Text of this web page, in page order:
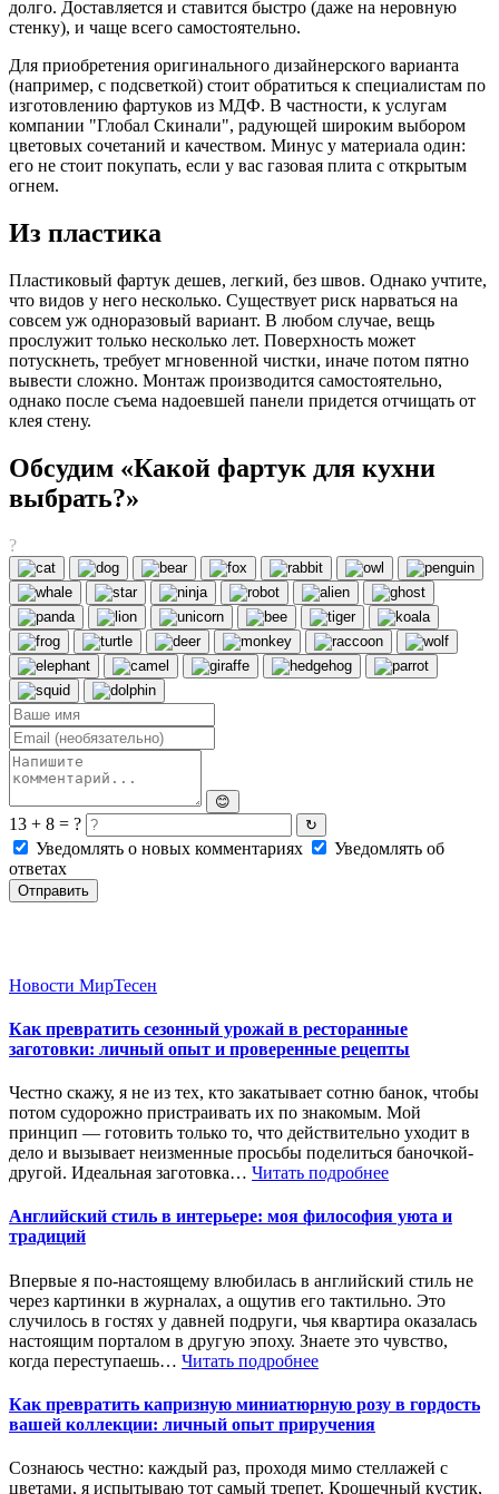
долго. Доставляется и ставится быстро (даже на неровную
стенку), и чаще всего самостоятельно.
Для приобретения оригинального дизайнерского варианта
(например, с подсветкой) стоит обратиться к специалистам по
изготовлению фартуков из МДФ. В частности, к услугам
компании "Глобал Скинали", радующей широким выбором
цветовых сочетаний и качеством. Минус у материала один:
его не стоит покупать, если у вас газовая плита с открытым
огнем.
Из пластика
Пластиковый фартук дешев, легкий, без швов. Однако учтите,
что видов у него несколько. Существует риск нарваться на
совсем уж одноразовый вариант. В любом случае, вещь
прослужит только несколько лет. Поверхность может
потускнеть, требует мгновенной чистки, иначе потом пятно
вывести сложно. Монтаж производится самостоятельно,
однако после съема надоевшей панели придется отчищать от
клея стену.
Обсудим «Какой фартук для кухни
выбрать?»
?
😊
13 + 8 = ? ↻
Уведомлять о новых комментариях
Уведомлять об
ответах
Отправить
Новости МирТесен
Как превратить сезонный урожай в ресторанные
заготовки: личный опыт и проверенные рецепты
Честно скажу, я не из тех, кто закатывает сотню банок, чтобы
потом судорожно пристраивать их по знакомым. Мой
принцип — готовить только то, что действительно уходит в
дело и вызывает неизменные просьбы поделиться баночкой-
другой. Идеальная заготовка… Читать подробнее
Английский стиль в интерьере: моя философия уюта и
традиций
Впервые я по-настоящему влюбилась в английский стиль не
через картинки в журналах, а ощутив его тактильно. Это
случилось в гостях у давней подруги, чья квартира оказалась
настоящим порталом в другую эпоху. Знаете это чувство,
когда переступаешь… Читать подробнее
Как превратить капризную миниатюрную розу в гордость
вашей коллекции: личный опыт приручения
Сознаюсь честно: каждый раз, проходя мимо стеллажей с
цветами, я испытываю тот самый трепет. Крошечный кустик,